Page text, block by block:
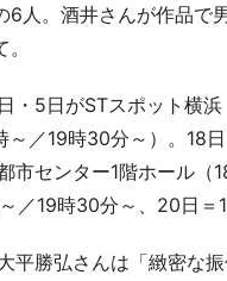
6人。酒井さんが作品で
・5日がSTスポット横浜
／19時30分～）。18日
市センター1階ホール（
／19時30分～、20日＝
平勝弘さんは「緻密な